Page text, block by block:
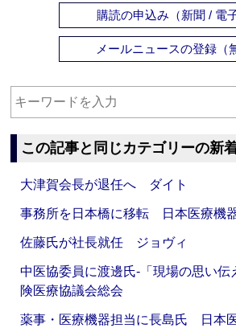
購読の申込み（新聞 / 電
メールニュースの登録（
この記事と同じカテゴリーの新
大津賀会長が退任へ ダイト
事務所を日本橋に移転 日本医療機
佐藤氏が社長就任 ジョヴィ
中医協委員に渡邊氏‐「現場の思い
険医療協議会総会
薬事・医療機器担当に長島氏 日本